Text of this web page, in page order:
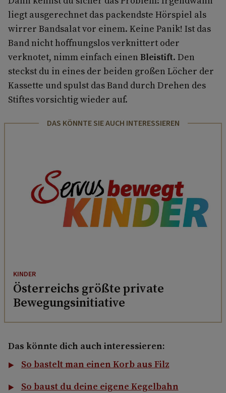
liegt ausgerechnet das packendste Hörspiel als
wirrer Bandsalat vor einem. Keine Panik! Ist das
Band nicht hoffnungslos verknittert oder
verknotet, nimm einfach einen Bleistift. Den
steckst du in eines der beiden großen Löcher der
Kassette und spulst das Band durch Drehen des
Stiftes vorsichtig wieder auf.
DAS KÖNNTE SIE AUCH INTERESSIEREN
KINDER
Österreichs größte private
Bewegungsinitiative
Das könnte dich auch interessieren:
So bastelt man einen Korb aus Filz
So baust du deine eigene Kegelbahn